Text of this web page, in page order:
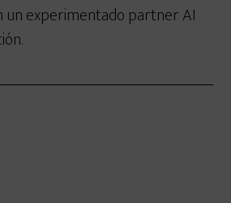
un experimentado partner AI